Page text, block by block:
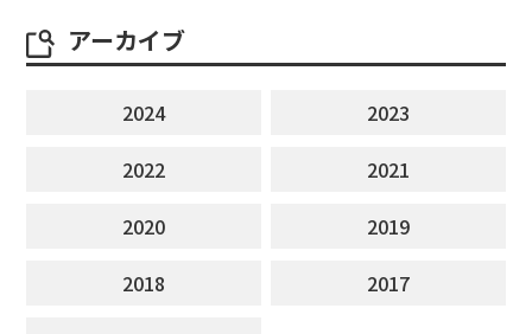
アーカイブ
2024
2023
2022
2021
2020
2019
2018
2017